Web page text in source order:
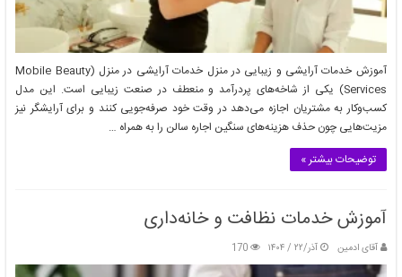
مشاغل خانگی با سرمایه کم: راهی برای کسب درآمد و استقلال
بهمن/۱۰ / ۱۴۰۳
آموزش خدمات آرایشی و زیبایی در منزل خدمات آرایشی در منزل (Mobile Beauty
Services) یکی از شاخه‌های پردرآمد و منعطف در صنعت زیبایی است. این مدل
کسب‌وکار به مشتریان اجازه می‌دهد در وقت خود صرفه‌جویی کنند و برای آرایشگر نیز
مزیت‌هایی چون حذف هزینه‌های سنگین اجاره سالن را به همراه …
توضیحات بیشتر »
آموزش خدمات نظافت و خانه‌داری
آقای ادمین آذر/۲۲ / ۱۴۰۴ 170